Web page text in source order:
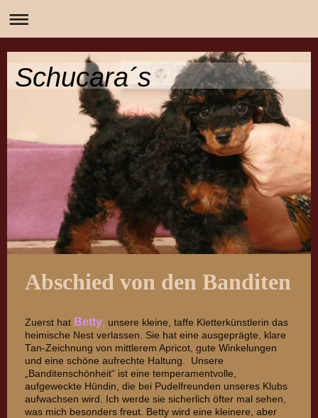
Schucara´s
Abschied von den Banditen
Zuerst hat Betty unsere kleine, taffe Kletterkünstlerin das
heimische Nest verlassen. Sie hat eine ausgeprägte, klare
Tan-Zeichnung von mittlerem Apricot, gute Winkelungen
und eine schöne aufrechte Haltung. Unsere
„Banditenschönheit“ ist eine temperamentvolle,
aufgeweckte Hündin, die bei Pudelfreunden unseres Klubs
aufwachsen wird. Ich werde sie sicherlich öfter mal sehen,
was mich besonders freut. Betty wird eine kleinere, aber